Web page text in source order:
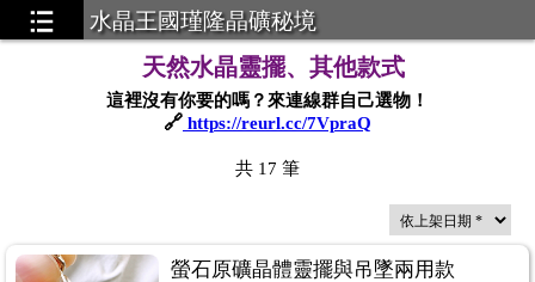
水晶王國瑾隆晶礦秘境
天然水晶靈擺、其他款式
這裡沒有你要的嗎？來連線群自己選物！
🔗 https://reurl.cc/7VpraQ
共 17 筆
螢石原礦晶體靈擺與吊墜兩用款